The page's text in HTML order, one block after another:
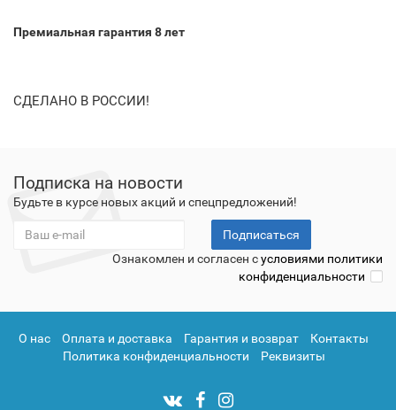
Премиальная гарантия 8 лет
СДЕЛАНО В РОССИИ!
Подписка на новости
Будьте в курсе новых акций и спецпредложений!
Подписаться
Ознакомлен и согласен сусловиями политики
конфиденциальности
О нас Оплата и доставка Гарантия и возврат
Контакты
Политика конфиденциальности
Реквизиты